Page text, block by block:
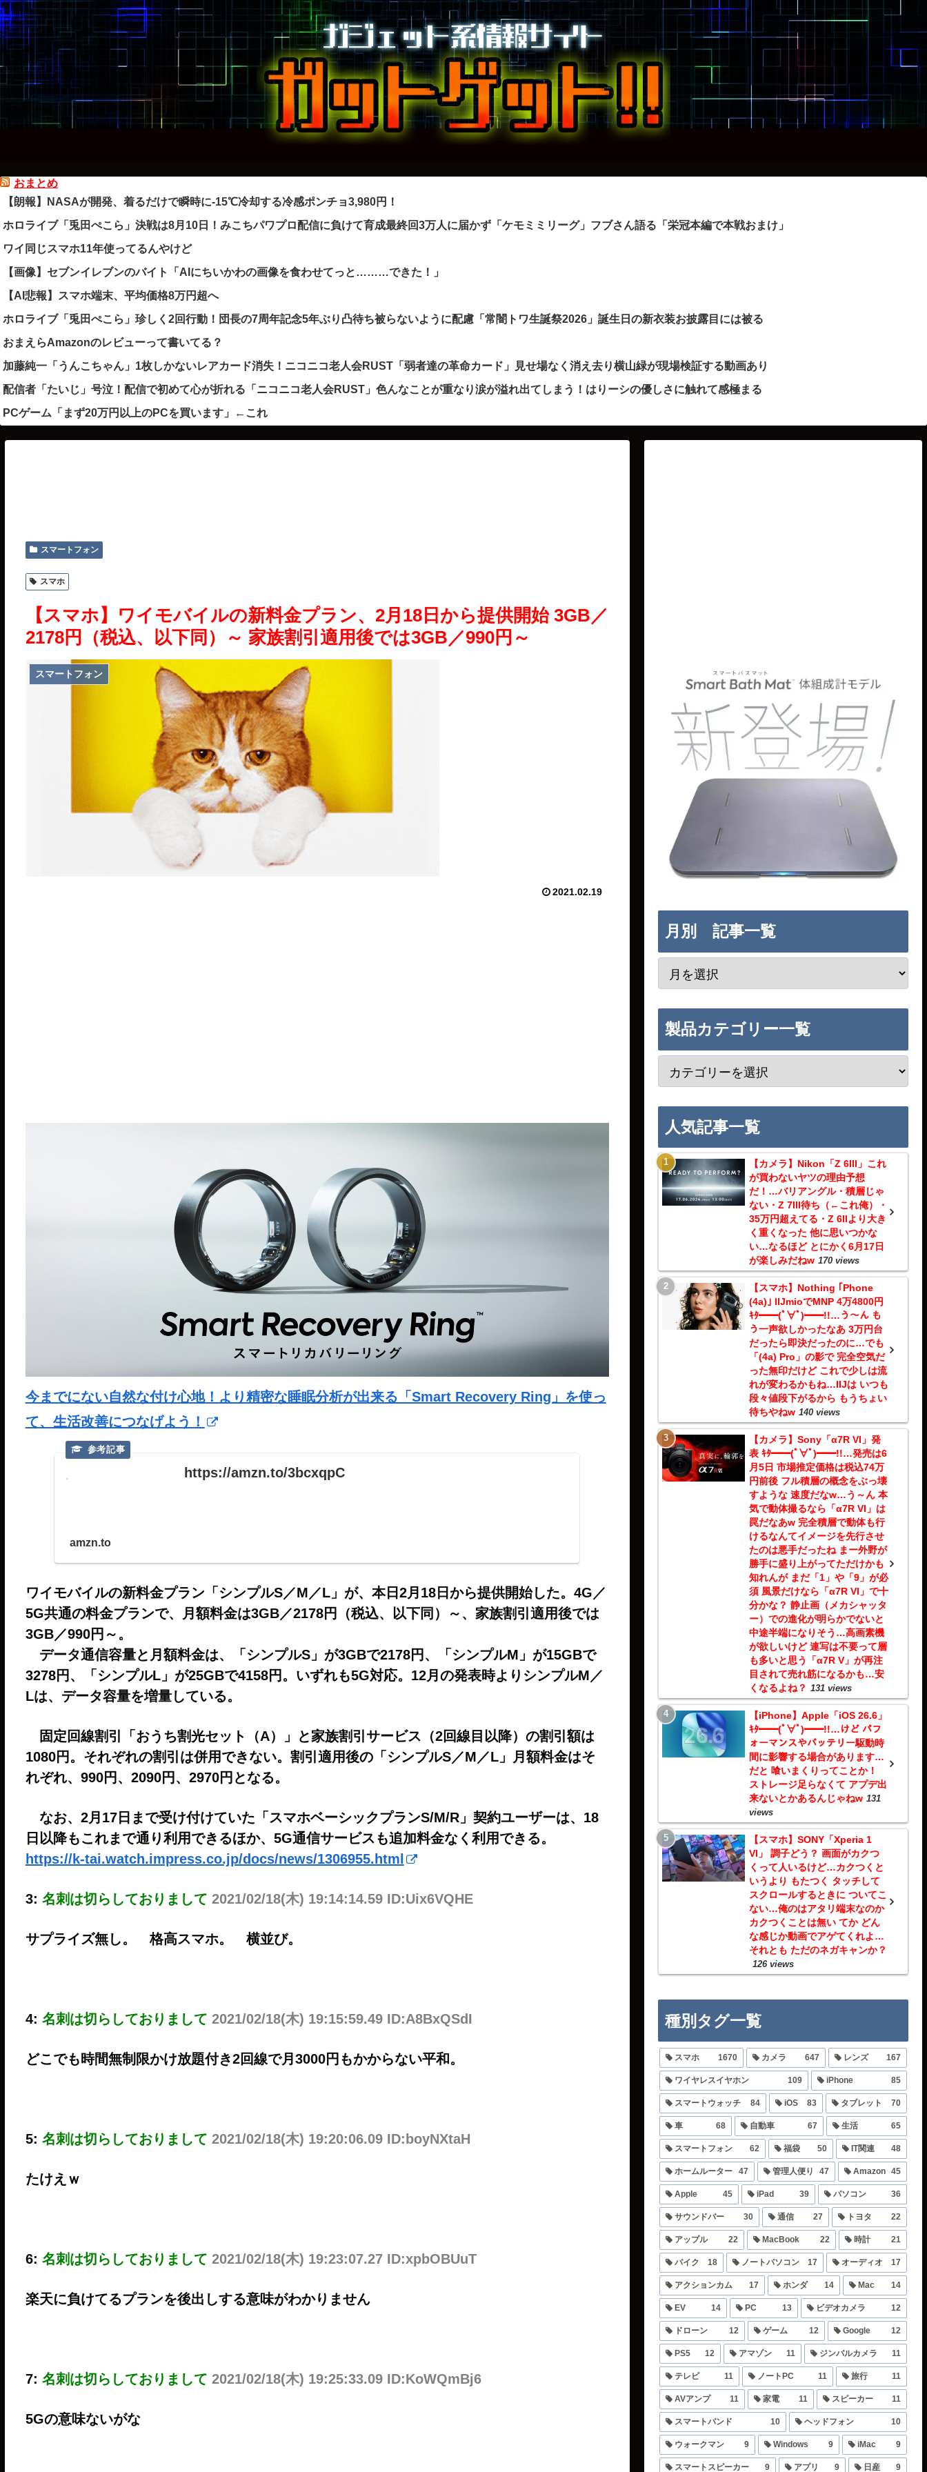
おまとめ
【朗報】NASAが開発、着るだけで瞬時に-15℃冷却する冷感ポンチョ3,980円！
ホロライブ「兎田ぺこら」決戦は8月10日！みこちパワプロ配信に負けて育成最終回3万人に届かず「ケモミミリーグ」フブさん語る「栄冠本編で本戦おまけ」
ワイ同じスマホ11年使ってるんやけど
【画像】セブンイレブンのバイト「AIにちいかわの画像を食わせてっと………できた！」
【AI悲報】スマホ端末、平均価格8万円超へ
ホロライブ「兎田ぺこら」珍しく2回行動！団長の7周年記念5年ぶり凸待ち被らないように配慮「常闇トワ生誕祭2026」誕生日の新衣装お披露目には被る
おまえらAmazonのレビューって書いてる？
加藤純一「うんこちゃん」1枚しかないレアカード消失！ニコニコ老人会RUST「弱者達の革命カード」見せ場なく消え去り横山緑が現場検証する動画あり
配信者「たいじ」号泣！配信で初めて心が折れる「ニコニコ老人会RUST」色んなことが重なり涙が溢れ出てしまう！はりーシの優しさに触れて感極まる
PCゲーム「まず20万円以上のPCを買います」←これ
スマートフォン
スマホ
【スマホ】ワイモバイルの新料金プラン、2月18日から提供開始 3GB／
2178円（税込、以下同）～ 家族割引適用後では3GB／990円～
スマートフォン
2021.02.19
今までにない自然な付け心地！より精密な睡眠分析が出来る「Smart Recovery Ring」を使っ
て、生活改善につなげよう！
https://amzn.to/3bcxqpC
amzn.to
ワイモバイルの新料金プラン「シンプルS／M／L」が、本日2月18日から提供開始した。4G／
5G共通の料金プランで、月額料金は3GB／2178円（税込、以下同）～、家族割引適用後では
3GB／990円～。
データ通信容量と月額料金は、「シンプルS」が3GBで2178円、「シンプルM」が15GBで
3278円、「シンプルL」が25GBで4158円。いずれも5G対応。12月の発表時よりシンプルM／
Lは、データ容量を増量している。
固定回線割引「おうち割光セット（A）」と家族割引サービス（2回線目以降）の割引額は
1080円。それぞれの割引は併用できない。割引適用後の「シンプルS／M／L」月額料金はそ
れぞれ、990円、2090円、2970円となる。
なお、2月17日まで受け付けていた「スマホベーシックプランS/M/R」契約ユーザーは、18
日以降もこれまで通り利用できるほか、5G通信サービスも追加料金なく利用できる。
https://k-tai.watch.impress.co.jp/docs/news/1306955.html
3: 名刺は切らしておりまして 2021/02/18(木) 19:14:14.59 ID:Uix6VQHE
サプライズ無し。 格高スマホ。 横並び。
4: 名刺は切らしておりまして 2021/02/18(木) 19:15:59.49 ID:A8BxQSdI
どこでも時間無制限かけ放題付き2回線で月3000円もかからない平和。
5: 名刺は切らしておりまして 2021/02/18(木) 19:20:06.09 ID:boyNXtaH
たけえｗ
6: 名刺は切らしておりまして 2021/02/18(木) 19:23:07.27 ID:xpbOBUuT
楽天に負けてるプランを後出しする意味がわかりません
7: 名刺は切らしておりまして 2021/02/18(木) 19:25:33.09 ID:KoWQmBj6
5Gの意味ないがな
月別 記事一覧
製品カテゴリー一覧
人気記事一覧
【カメラ】Nikon「Z 6III」これ
が買わないヤツの理由予想
だ！…バリアングル・積層じゃ
ない・Z 7III待ち（←これ俺）・
35万円超えてる・Z 6IIより大き
く重くなった 他に思いつかな
い…なるほど とにかく6月17日
が楽しみだねw 170 views
【スマホ】Nothing ｢Phone
(4a)｣ IIJmioでMNP 4万4800円
ｷﾀ━━(ﾟ∀ﾟ)━━!!…う～ん も
う一声欲しかったなあ 3万円台
だったら即決だったのに…でも
「(4a) Pro」の影で 完全空気だ
った無印だけど これで少しは流
れが変わるかもね…IIJは いつも
段々値段下がるから もうちょい
待ちやねw 140 views
【カメラ】Sony「α7R VI」発
表 ｷﾀ━━(ﾟ∀ﾟ)━━!!…発売は6
月5日 市場推定価格は税込74万
円前後 フル積層の概念をぶっ壊
すような 速度だなw…う～ん 本
気で動体撮るなら「α7R VI」は
罠だなあw 完全積層で動体も行
けるなんてイメージを先行させ
たのは悪手だったね まー外野が
勝手に盛り上がってただけかも
知れんが まだ「1」や「9」が必
須 風景だけなら「α7R VI」で十
分かな？ 静止画（メカシャッタ
ー）での進化が明らかでないと
中途半端になりそう…高画素機
が欲しいけど 連写は不要って層
も多いと思う「α7R V」が再注
目されて売れ筋になるかも…安
くなるよね？ 131 views
【iPhone】Apple「iOS 26.6」
ｷﾀ━━(ﾟ∀ﾟ)━━!!…けど パフ
ォーマンスやバッテリー駆動時
間に影響する場合があります…
だと 喰いまくりってことか！
ストレージ足らなくて アプデ出
来ないとかあるんじゃねw 131
views
【スマホ】SONY「Xperia 1
VI」 調子どう？ 画面がカクつ
くって人いるけど…カクつくと
いうより もたつく タッチして
スクロールするときに ついてこ
ない…俺のはアタリ端末なのか
カクつくことは無い てか どん
な感じか動画でアゲてくれよ…
それとも ただのネガキャンか？
126 views
種別タグ一覧
スマホ 1670 カメラ 647 レンズ 167
ワイヤレスイヤホン 109 iPhone 85
スマートウォッチ 84 iOS 83 タブレット 70
車 68 自動車 67 生活 65
スマートフォン 62 福袋 50 IT関連 48
ホームルーター 47 管理人便り 47 Amazon 45
Apple 45 iPad 39 パソコン 36
サウンドバー 30 通信 27 トヨタ 22
アップル 22 MacBook 22 時計 21
バイク 18 ノートパソコン 17 オーディオ 17
アクションカム 17 ホンダ 14 Mac 14
EV 14 PC 13 ビデオカメラ 12
ドローン 12 ゲーム 12 Google 12
PS5 12 アマゾン 11 ジンバルカメラ 11
テレビ 11 ノートPC 11 旅行 11
AVアンプ 11 家電 11 スピーカー 11
スマートバンド 10 ヘッドフォン 10
ウォークマン 9 Windows 9 iMac 9
スマートスピーカー 9 アプリ 9 日産 9